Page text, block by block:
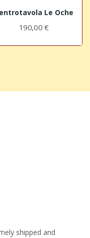
Le Oche
190,00 €
shipped and